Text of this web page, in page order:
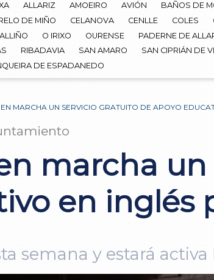
ALLARIZ AMOEIRO AVIÓN BAÑOS DE
DE MIÑO CELANOVA CENLLE COLES
O IRIXO OURENSE PADERNE DE
RIBADAVIA SAN AMARO SAN CIPRIÁN DE
DE ESPADANEDO
MARCHA UN SERVICIO GRATUITO DE APOYO
marcha
en inglés
semana y estará